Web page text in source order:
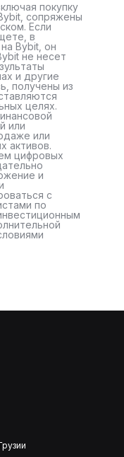
покупку
сопряжены
Если
в
Bybit, он
не несет
и другие
получены из
целях.
или
или
активов.
цифровых
и
с
по